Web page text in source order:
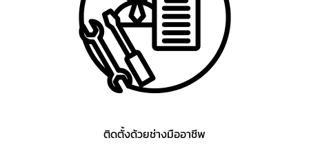
ติดตั้งด้วยช่างมืออาชีพ